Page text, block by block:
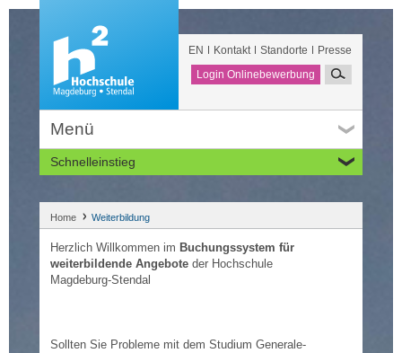
EN Kontakt Standorte
Presse
Login Onlinebewerbung
Menü
Schnelleinstieg
Alumni
Unternehmen und Institutionen
Studierende
Beschäftigte
Home Weiterbildung
Herzlich Willkommen im Buchungssystem für
weiterbildende Angebote der Hochschule
Magdeburg-Stendal
Sollten Sie Probleme mit dem Studium Generale-